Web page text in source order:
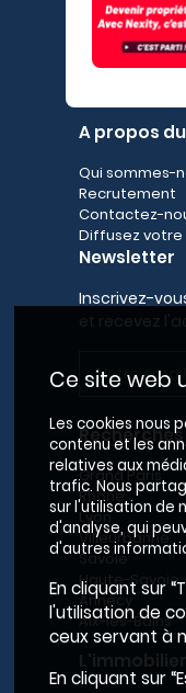
A propos
Qui sommes-
Recrutement
Contactez-
Diffusez
Newsletter
Inscrivez-
Grand Paris
Rhône
Lyon
Villeurbanne
Savoie
Haute-Savoie
Annecy
Aix-les-Bains
Ce site web
Les cookies nous
contenu et les
relatives aux
trafic. Nous
sur l'utilisation de
d'analyse, qui
d'autres
En cliquant sur
l'utilisation de
ceux servant à
En cliquant sur